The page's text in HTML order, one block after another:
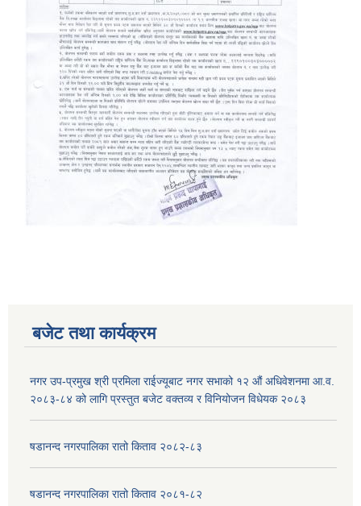
बजेट तथा कार्यक्रम
नगर उप-प्रमुख श्री प्रमिला राईज्यूबाट नगर सभाको १२ ‍औं अधिवेशनमा आ.व.
२०८३-८४ को लागि प्रस्तुत बजेट वक्तव्य र विनियोजन विधेयक २०८३
षडानन्द नगरपालिका रातो किताव २०८२-८३
षडानन्द नगरपालिका रातो किताव २०८१-८२